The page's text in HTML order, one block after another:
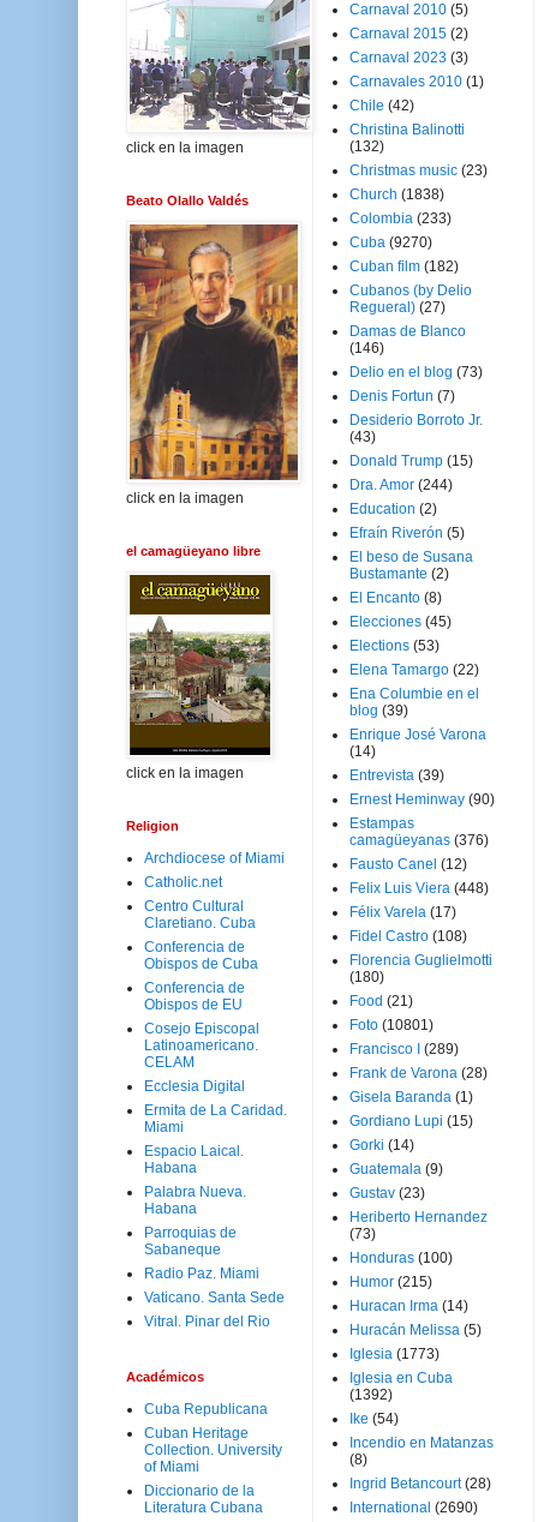
click en la imagen
Beato Olallo Valdés
click en la imagen
el camagüeyano libre
click en la imagen
Religion
Archdiocese of Miami
Catholic.net
Centro Cultural
Claretiano. Cuba
Conferencia de
Obispos de Cuba
Conferencia de
Obispos de EU
Cosejo Episcopal
Latinoamericano.
CELAM
Ecclesia Digital
Ermita de La Caridad.
Miami
Espacio Laical.
Habana
Palabra Nueva.
Habana
Parroquias de
Sabaneque
Radio Paz. Miami
Vaticano. Santa Sede
Vitral. Pinar del Rio
Académicos
Cuba Republicana
Cuban Heritage
Collection. University
of Miami
Diccionario de la
Literatura Cubana
Carnaval 2010 (5)
Carnaval 2015 (2)
Carnaval 2023 (3)
Carnavales 2010 (1)
Chile (42)
Christina Balinotti
(132)
Christmas music (23)
Church (1838)
Colombia (233)
Cuba (9270)
Cuban film (182)
Cubanos (by Delio
Regueral) (27)
Damas de Blanco
(146)
Delio en el blog (73)
Denis Fortun (7)
Desiderio Borroto Jr.
(43)
Donald Trump (15)
Dra. Amor (244)
Education (2)
Efraín Riverón (5)
El beso de Susana
Bustamante (2)
El Encanto (8)
Elecciones (45)
Elections (53)
Elena Tamargo (22)
Ena Columbie en el
blog (39)
Enrique José Varona
(14)
Entrevista (39)
Ernest Heminway (90)
Estampas
camagüeyanas (376)
Fausto Canel (12)
Felix Luis Viera (448)
Félix Varela (17)
Fidel Castro (108)
Florencia Guglielmotti
(180)
Food (21)
Foto (10801)
Francisco I
(289)
Frank de Varona (28)
Gisela Baranda (1)
Gordiano Lupi (15)
Gorki (14)
Guatemala (9)
Gustav (23)
Heriberto Hernandez
(73)
Honduras (100)
Humor (215)
Huracan Irma (14)
Huracán Melissa (5)
Iglesia (1773)
Iglesia en Cuba
(1392)
Ike (54)
Incendio en Matanzas
(8)
Ingrid Betancourt (28)
International (2690)